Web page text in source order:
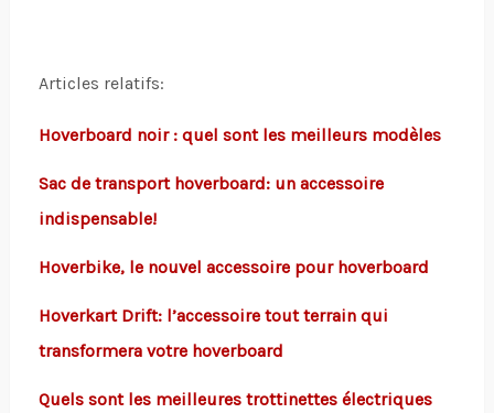
Articles relatifs:
Hoverboard noir : quel sont les meilleurs modèles
Sac de transport hoverboard: un accessoire
indispensable!
Hoverbike, le nouvel accessoire pour hoverboard
Hoverkart Drift: l’accessoire tout terrain qui
transformera votre hoverboard
Quels sont les meilleures trottinettes électriques